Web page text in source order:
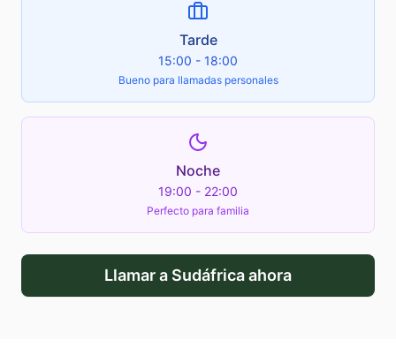
Tarde
15:00 - 18:00
Bueno para llamadas personales
Noche
19:00 - 22:00
Perfecto para familia
Llamar a Sudáfricaahora